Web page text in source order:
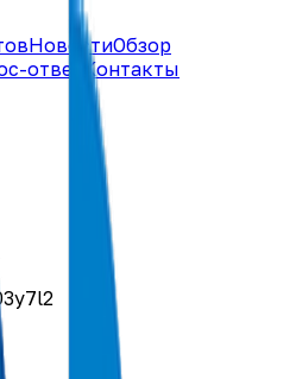
НовостиОбзор
ответ Контакты